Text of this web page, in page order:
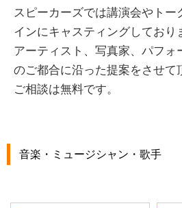
スピーカーズでは講演会やトー
インにキャスティングしており
アーティスト、写真家、パフォ
のご都合に沿った提案をさせて
ご相談は無料です。
音楽・ミュージシャン・歌手